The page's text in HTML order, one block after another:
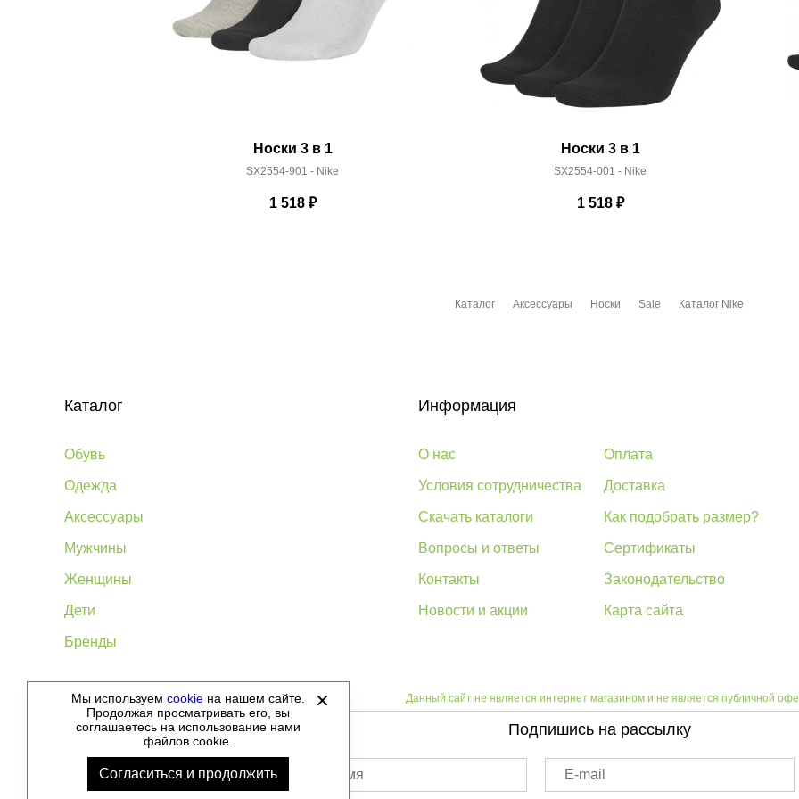
Носки 3 в 1
SX2554-901 - Nike
1 518₽
Носки 3 в 1
SX2554-001 - Nike
1 518₽
Каталог Аксессуары Носки Sale Каталог Nike
Каталог
Обувь
Одежда
Аксессуары
Мужчины
Женщины
Дети
Бренды
Информация
О нас
Условия сотрудничества
Скачать каталоги
Вопросы и ответы
Контакты
Новости и акции
Оплата
Доставка
Как подобрать размер?
Сертификаты
Законодательство
Карта сайта
©2012-2026 - Sellgroup.ru - все права защищены. Данный сайт не является интернет магазином и не является публичной
Мы используем cookie на нашем сайте.
Продолжая просматривать его, вы
соглашаетесь на использование нами
файлов cookie.
Согласиться и продолжить
Подпишись на рассылку
Ваше имя E-mail